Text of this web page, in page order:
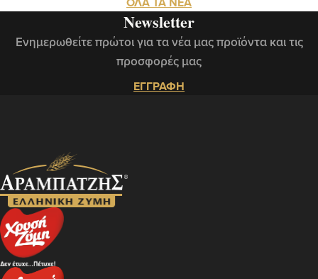
Newsletter
Ενημερωθείτε πρώτοι για τα νέα μας προϊόντα και τις
προσφορές μας
ΕΓΓΡΑΦΗ